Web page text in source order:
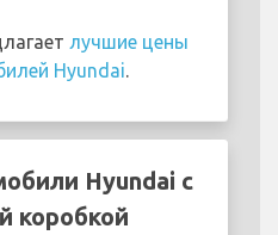
лучшие цены
Hyundai
Hyundai с
коробкой